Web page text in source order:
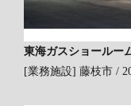
東海ガスショールー
[業務施設] 藤枝市 /